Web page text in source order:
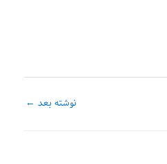
نوشته بعد ←